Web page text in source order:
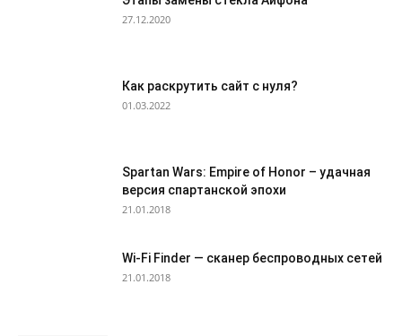
27.12.2020
Как раскрутить сайт с нуля?
01.03.2022
Spartan Wars: Empire of Honor – удачная
версия спартанской эпохи
21.01.2018
Wi-Fi Finder — сканер беспроводных сетей
21.01.2018